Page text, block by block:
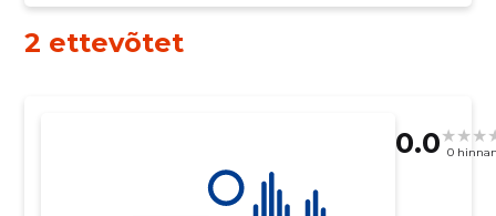
2 ettevõtet
0.0 0